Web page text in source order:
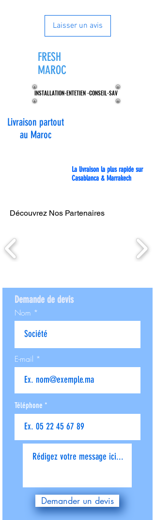
Laisser un avis
FRESH
MAROC
INSTALLATION-ENTETIEN -CONSEIL-SAV
INSTALLATION-ENTETIEN -CONSEIL-SAV
Livraison partout
au Maroc
La livraison la plus rapide sur
Casablanca & Marrakech
Découvrez Nos Partenaires
Demande de devis
Nom
E-mail
Téléphone
Demander un devis